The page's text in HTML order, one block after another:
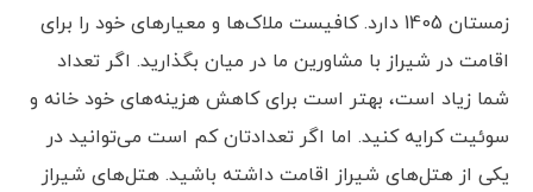
زمستان 1405 دارد. کافیست ملاک‌ها و معیارهای خود را برای
اقامت در شیراز با مشاورین ما در میان بگذارید. اگر تعداد
شما زیاد است، بهتر است برای کاهش هزینه‌های خود خانه و
سوئیت کرایه کنید. اما اگر تعدادتان کم است می‌توانید در
یکی از هتل‌های شیراز اقامت داشته باشید. هتل‌های شیراز